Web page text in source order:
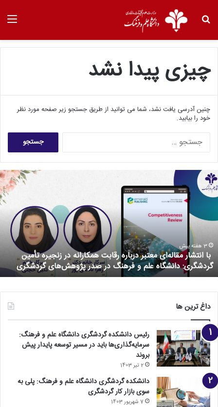
چیزی پیدا نشد
چنین آدرسی یافت نشد، شما می توانید از طریق جستجو زیر صفحه مورد نظر
خود را بیابید.
3 هفته پیش
با انتشار مقاله‌ای معتبر درباره رقابت همکارانه در زنجیره تأمین
گردشگری: دانشگاه علم و فرهنگ در صدر پژوهش‌های گردشگری
داغ ترین ها
رئیس دانشکده گردشگری دانشگاه علم و فرهنگ:
سرمایه‌گذاری‌ها باید در مسیر توسعه پایدار پیش
بروند
2 تیر 1403
دانشکده گردشگری دانشگاه علم و فرهنگ: پلی به
سوی بازار کار گردشگری
7 شهریور 1403